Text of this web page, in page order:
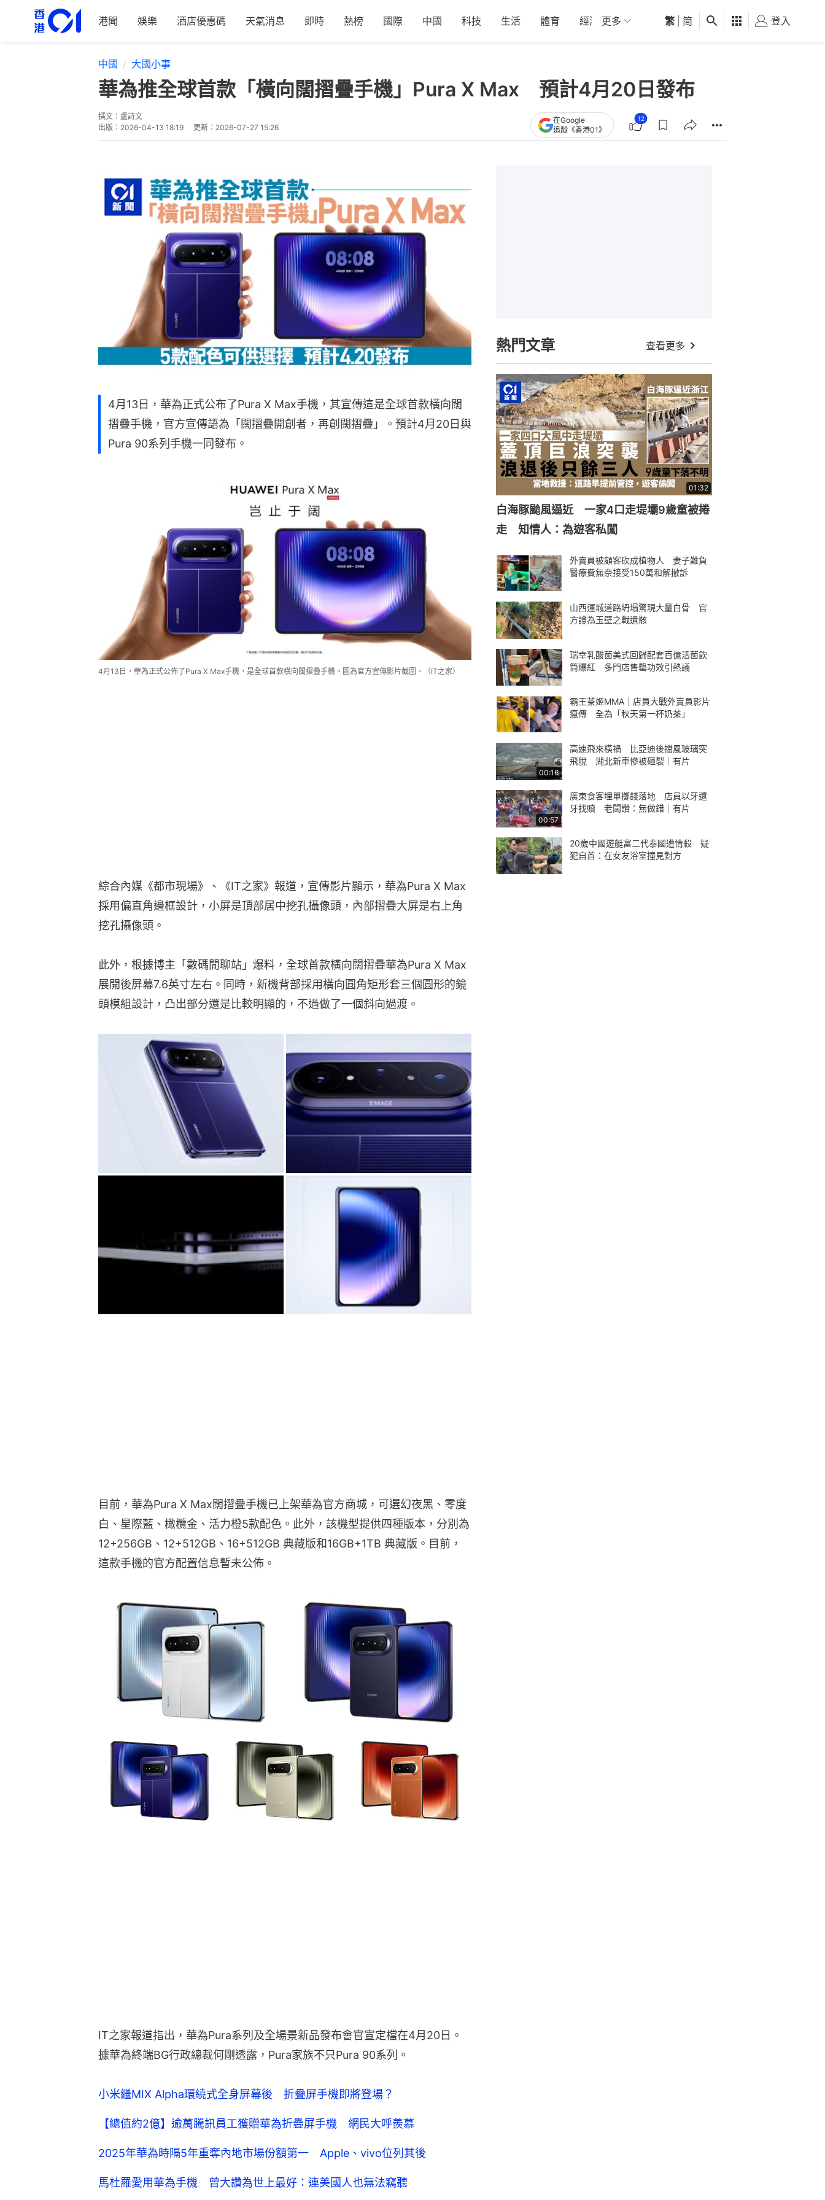
港聞 娛樂 酒店優惠碼 天氣消息 即時 熱榜 國際 中國 科技 生活 體育 經濟 01深圳 觀點 健康 好食玩飛
更多 繁 简 登入
中國 大國小事
華為推全球首款「橫向闊摺疊手機」Pura X Max 預計4月20日發布
撰文： 盧詩文
出版： 2026-04-13 18:19 更新： 2026-07-27 15:26
在Google
追蹤《香港01》
12
4月13日，華為正式公布了Pura X Max手機，其宣傳這是全球首款橫向闊
摺疊手機，官方宣傳語為「闊摺疊開創者，再創闊摺疊」。預計4月20日與
Pura 90系列手機一同發布。
4月13日，華為正式公佈了Pura X Max手機，是全球首款橫向闊摺疊手機。圖為官方宣傳影片截圖。（IT之家）
綜合內媒《都市現場》、《IT之家》報道，宣傳影片顯示，華為Pura X Max
採用偏直角邊框設計，小屏是頂部居中挖孔攝像頭，內部摺疊大屏是右上角
挖孔攝像頭。
此外，根據博主「數碼閒聊站」爆料，全球首款橫向闊摺疊華為Pura X Max
展開後屏幕7.6英寸左右。同時，新機背部採用橫向圓角矩形套三個圓形的鏡
頭模組設計，凸出部分還是比較明顯的，不過做了一個斜向過渡。
馬杜羅愛用華為手機 曾大讚為世上最好：連美國人也無法竊聽
華為連續兩周超Apple 重奪內地市場份額第一 新機Mate80成關鍵
熱門文章 查看更多
01:32
白海豚颱風逼近 一家4口走堤壩9歲童被捲
走 知情人：為遊客私闖
外賣員被顧客砍成植物人 妻子難負
醫療費無奈接受150萬和解撤訴
山西運城道路坍塌驚現大量白骨 官
方證為玉壁之戰遺骸
瑞幸乳酸菌美式回歸配套百億活菌飲
筒爆紅 多門店售罄功效引熱議
霸王茶姬MMA｜店員大戰外賣員影片
瘋傳 全為「秋天第一杯奶茶」
00:16
高速飛來橫禍 比亞迪後擋風玻璃突
飛脫 湖北新車慘被砸裂｜有片
00:57
廣東食客埋單擲錢落地 店員以牙還
牙找贖 老闆讚：無做錯｜有片
20歲中國遊艇富二代泰國遭情殺 疑
犯自首：在女友浴室撞見對方